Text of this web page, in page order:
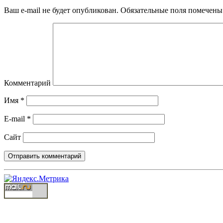
Ваш e-mail не будет опубликован. Обязательные поля
Комментарий
Имя *
E-mail *
Сайт